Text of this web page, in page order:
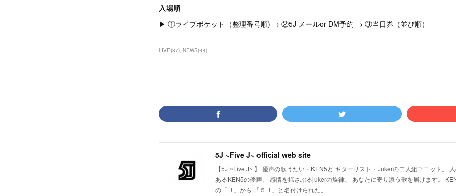
入場順
▶︎ ①ライブポケット（整理番号順) → ②5J メールor DM予約 → ③当日券（並び順）
LIVE(87) NEWS(44)
5J ~Five J~ official web site
【5J ~Five J~ 】 優声の歌うたい・KEN5と ギターリスト・Jukerの二人組ユニット。
あるKEN5の優声、 感情を揺さぶるjukerの旋律、 あなたに寄り添う歌を届けます。
の「Ｊ」から 「５Ｊ」と名付けられた。